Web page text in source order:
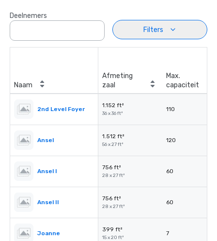
Deelnemers
Filters
Naam
Afmeting
zaal
Max.
capaciteit
2nd Level Foyer
1.152 ft²
36 x 36 ft²
110
Ansel
1.512 ft²
56 x 27 ft²
120
Ansel I
756 ft²
28 x 27 ft²
60
Ansel II
756 ft²
28 x 27 ft²
60
Joanne
399 ft²
15 x 20 ft²
7